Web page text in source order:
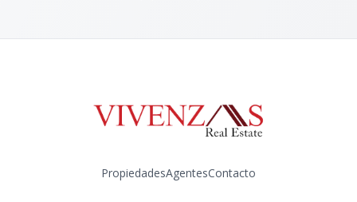
PropiedadesAgentesContacto